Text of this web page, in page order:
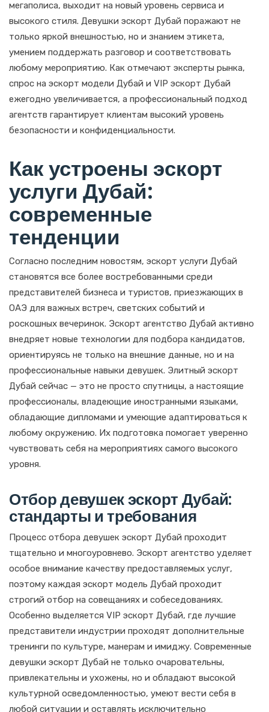
мегаполиса, выходит на новый уровень сервиса и
высокого стиля. Девушки эскорт Дубай поражают не
только яркой внешностью, но и знанием этикета,
умением поддержать разговор и соответствовать
любому мероприятию. Как отмечают эксперты рынка,
спрос на эскорт модели Дубай и VIP эскорт Дубай
ежегодно увеличивается, а профессиональный подход
агентств гарантирует клиентам высокий уровень
безопасности и конфиденциальности.
Как устроены эскорт
услуги Дубай:
современные
тенденции
Согласно последним новостям, эскорт услуги Дубай
становятся все более востребованными среди
представителей бизнеса и туристов, приезжающих в
ОАЭ для важных встреч, светских событий и
роскошных вечеринок. Эскорт агентство Дубай активно
внедряет новые технологии для подбора кандидатов,
ориентируясь не только на внешние данные, но и на
профессиональные навыки девушек. Элитный эскорт
Дубай сейчас — это не просто спутницы, а настоящие
профессионалы, владеющие иностранными языками,
обладающие дипломами и умеющие адаптироваться к
любому окружению. Их подготовка помогает уверенно
чувствовать себя на мероприятиях самого высокого
уровня.
Отбор девушек эскорт Дубай:
стандарты и требования
Процесс отбора девушек эскорт Дубай проходит
тщательно и многоуровнево. Эскорт агентство уделяет
особое внимание качеству предоставляемых услуг,
поэтому каждая эскорт модель Дубай проходит
строгий отбор на совещаниях и собеседованиях.
Особенно выделяется VIP эскорт Дубай, где лучшие
представители индустрии проходят дополнительные
тренинги по культуре, манерам и имиджу. Современные
девушки эскорт Дубай не только очаровательны,
привлекательны и ухожены, но и обладают высокой
культурной осведомленностью, умеют вести себя в
любой ситуации и оставлять исключительно